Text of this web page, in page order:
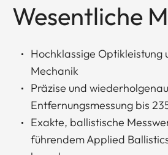
Wesentliche
Hochklassige Optikleistung
Mechanik
Präzise und
Entfernungsmessung bis
Exakte, ballistische
führendem Applied